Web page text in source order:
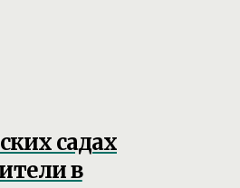
садах
в